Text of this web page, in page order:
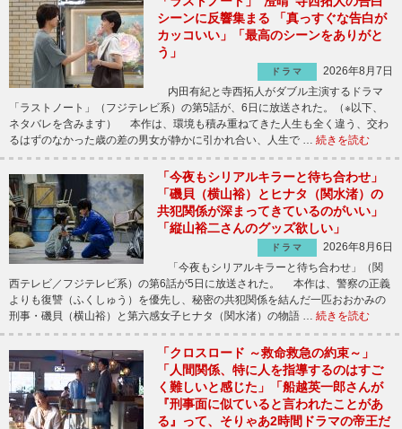
シーンに反響集まる 「真っすぐな告白が
カッコいい」「最高のシーンをありがと
う」
ドラマ
2026年8月7日
内田有紀と寺西拓人がダブル主演するドラマ
「ラストノート」（フジテレビ系）の第5話が、6日に放送された。（※以下、
ネタバレを含みます） 本作は、環境も積み重ねてきた人生も全く違う、交わ
るはずのなかった歳の差の男女が静かに引かれ合い、人生で … 続きを読む
「今夜もシリアルキラーと待ち合わせ」
「磯貝（横山裕）とヒナタ（関水渚）の
共犯関係が深まってきているのがいい」
「縦山裕二さんのグッズ欲しい」
ドラマ
2026年8月6日
「今夜もシリアルキラーと待ち合わせ」（関
西テレビ／フジテレビ系）の第6話が5日に放送された。 本作は、警察の正義
よりも復讐（ふくしゅう）を優先し、秘密の共犯関係を結んだ一匹おおかみの
刑事・磯貝（横山裕）と第六感女子ヒナタ（関水渚）の物語 … 続きを読む
「クロスロード ～救命救急の約束～」
「人間関係、特に人を指導するのはすご
く難しいと感じた」「船越英一郎さんが
『刑事面に似ていると言われたことがあ
る』って、そりゃあ2時間ドラマの帝王だ